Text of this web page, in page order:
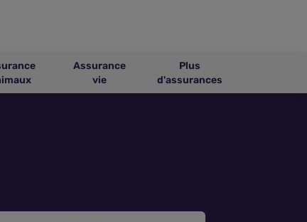
Assurance
vie
Plus
d'assurances